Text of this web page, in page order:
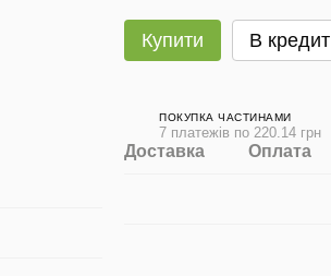
Купити В кредит
ПОКУПКА ЧАСТИНАМИ
7 платежів по 220.14 грн
Доставка Оплата